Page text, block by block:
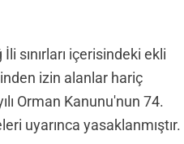
sınırları içerisindeki ekli
izin alanlar hariç
Orman Kanunu'nun 74.
uyarınca yasaklanmıştır.